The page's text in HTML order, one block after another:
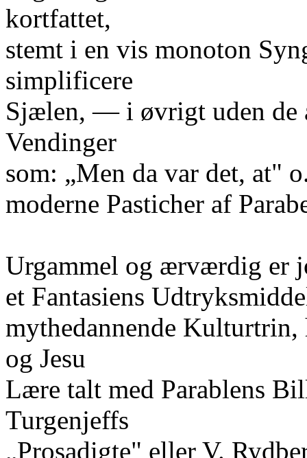
kortfattet,
stemt i en vis monoton
simplificere
Sjælen, — i øvrigt uden de
Vendinger
som: „Men da var det, at"
moderne Pasticher af
Urgammel og ærværdig er
et Fantasiens
mythedannende Kulturtrin,
og Jesu
Lære talt med Parablens
Turgenjeffs
„Prosadigte" eller V.